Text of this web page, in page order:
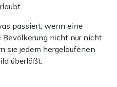
passiert, wenn eine
Bevölkerung nicht nur nicht
sie jedem hergelaufenen
überläßt.